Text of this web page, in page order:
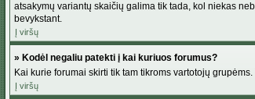
atsakymų variantų skaičių galima tik tada, kol niekas
bevykstant.
Į viršų
» Kodėl negaliu patekti į kai kuriuos forumus?
Kai kurie forumai skirti tik tam tikroms vartotojų
Į viršų